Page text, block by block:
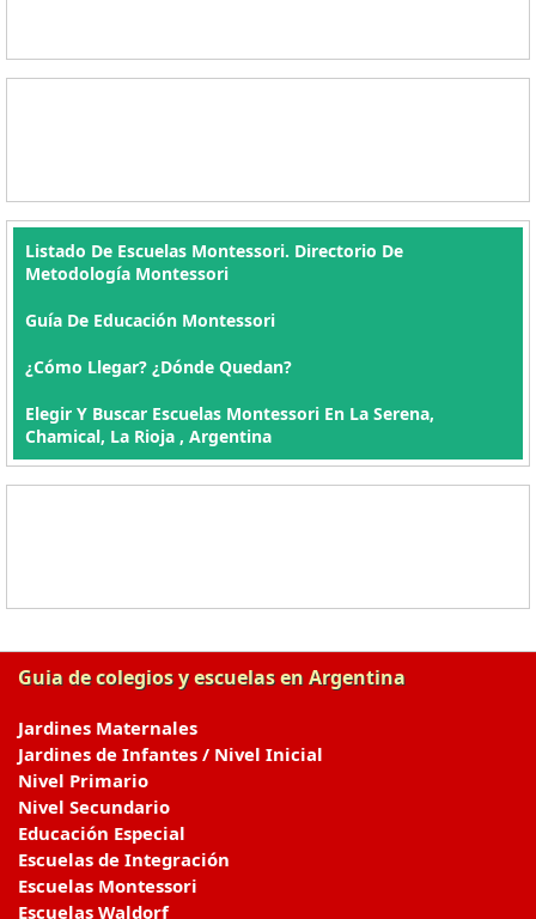
Listado De Escuelas Montessori. Directorio De
Metodología Montessori
Guía De Educación Montessori
¿Cómo Llegar? ¿Dónde Quedan?
Elegir Y Buscar Escuelas Montessori En La Serena,
Chamical, La Rioja , Argentina
Guia de colegios y escuelas en Argentina
Jardines Maternales
Jardines de Infantes / Nivel Inicial
Nivel Primario
Nivel Secundario
Educación Especial
Escuelas de Integración
Escuelas Montessori
Escuelas Waldorf